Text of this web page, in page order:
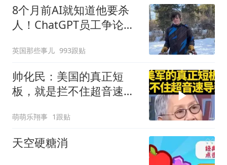
8个月前AI就知道他要杀
人！ChatGPT员工争论了
个生命消失在这座小镇
英国那些事儿 993跟贴
帅化民：美国的真正短
板，就是拦不住超音速导
萌萌乐翔事 1跟贴
天空硬糖消